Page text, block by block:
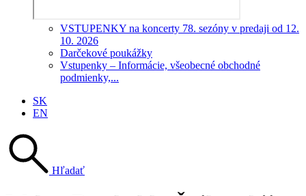
VSTUPENKY na koncerty 78. sezóny v predaji od 12.
10. 2026
Darčekové poukážky
Vstupenky – Informácie, všeobecné obchodné
podmienky,...
SK
EN
Hľadať